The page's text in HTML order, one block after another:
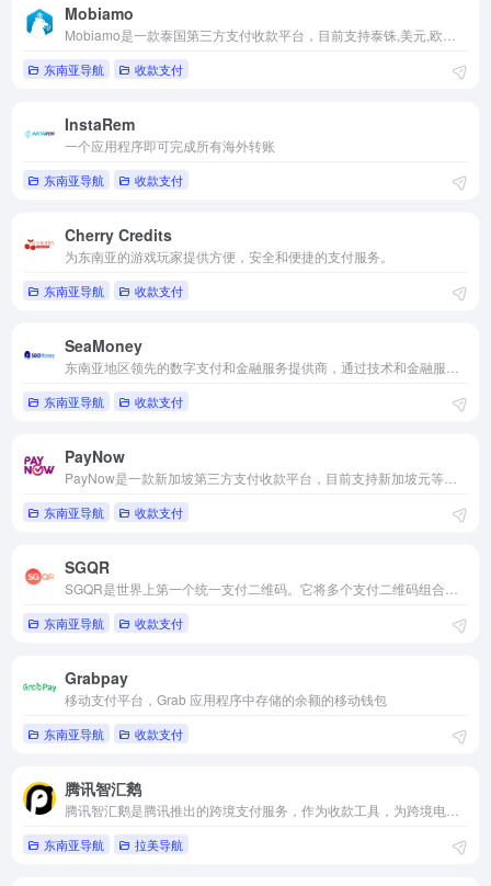
Mobiamo
东南亚导航 收款支付
InstaRem
一个应用程序即可完成所有海外转账
东南亚导航 收款支付
Cherry Credits
为东南亚的游戏玩家提供方便，安全和便捷的支付服务。
东南亚导航 收款支付
SeaMoney
东南亚导航 收款支付
PayNow
东南亚导航 收款支付
SGQR
东南亚导航 收款支付
Grabpay
移动支付平台，Grab 应用程序中存储的余额的移动钱包
东南亚导航 收款支付
腾讯智汇鹅
东南亚导航 拉美导航